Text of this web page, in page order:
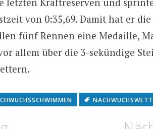
von 0:35,69. Damit hat er
fünf Rennen eine Medaille,
allem über die 3-sekündige